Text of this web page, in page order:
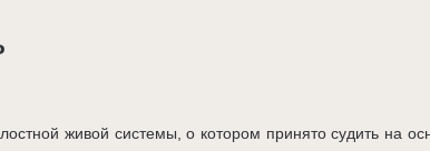
живой системы, о котором принято судить на